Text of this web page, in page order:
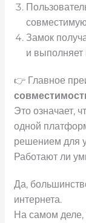
Замок
и выполняет
👉 Главное
Это означает,
одной
решением для
Работают ли
Да,
интернета.
На самом